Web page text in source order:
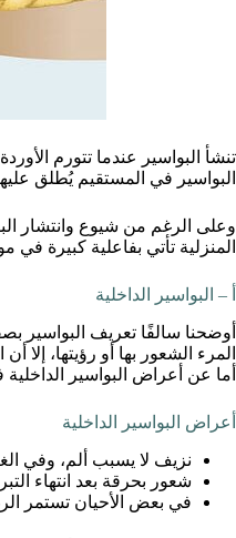
تنشأ البواسير عندما تتورم
البواسير في المستقيم يُطلق
وعلى الرغم من شيوع وانتشار
المنزلية تأتي بفاعلية كبيرة في
أ – البواسير الداخلية
أوضحنا سالفًا تعريف البواسير
المرء الشعور بها أو رؤيتها،
أما عن أعراض البواسير
أعراض البواسير الداخلية
نزيف لا يسبب ألم، وفي
شعور بحرقة بعد انتهاء
في بعض الأحيان تستمر